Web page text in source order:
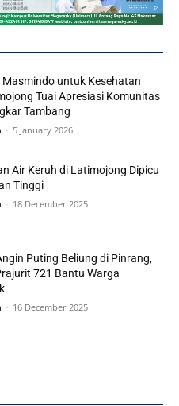
Masmindo untuk Kesehatan
Tuai Apresiasi Komunitas
Tambang
- 5 January 2026
Air Keruh di Latimojong Dipicu
Tinggi
- 18 December 2025
Puting Beliung di Pinrang,
721 Bantu Warga
- 16 December 2025